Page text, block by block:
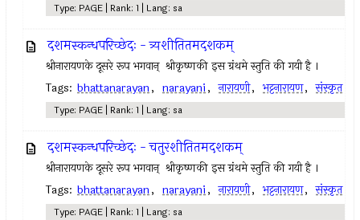
Type: PAGE | Rank: 1 | Lang: sa
दशमस्कन्धपरिच्छेदः - त्र्यशीतितमदशकम्
श्रीनारायणके दूसरे रूप भगवान् ‍ श्रीकृष्णकी इस ग्रंथमे स्तुति की गयी है ।
Tags: bhattanarayan, narayani, नारायणी, भट्टनारायण, संस्कृत
Type: PAGE | Rank: 1 | Lang: sa
दशमस्कन्धपरिच्छेदः - चतुरशीतितमदशकम्
श्रीनारायणके दूसरे रूप भगवान् ‍ श्रीकृष्णकी इस ग्रंथमे स्तुति की गयी है ।
Tags: bhattanarayan, narayani, नारायणी, भट्टनारायण, संस्कृत
Type: PAGE | Rank: 1 | Lang: sa